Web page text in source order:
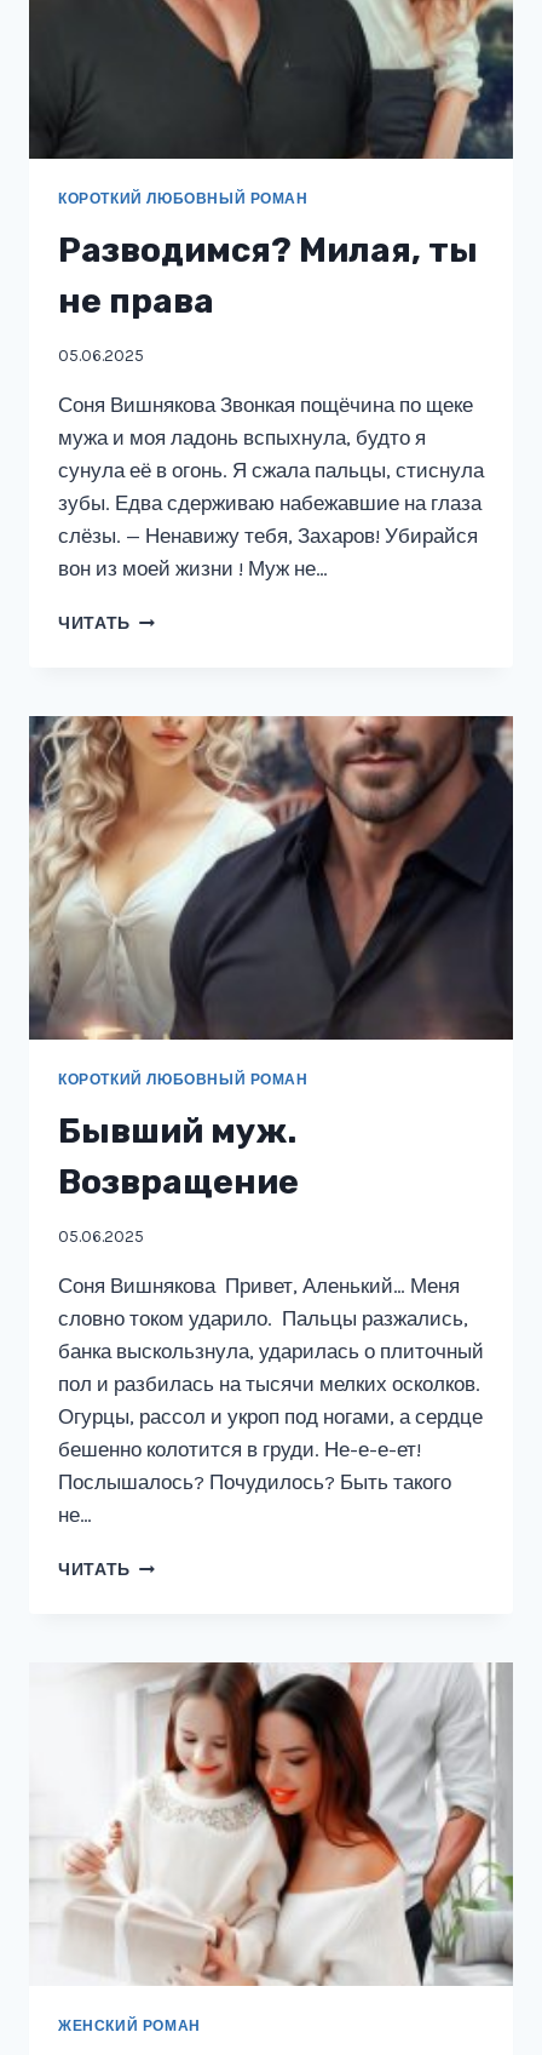
КОРОТКИЙ ЛЮБОВНЫЙ РОМАН
Разводимся? Милая, ты
не права
05.06.2025
Соня Вишнякова Звонкая пощёчина по щеке
мужа и моя ладонь вспыхнула, будто я
сунула её в огонь. Я сжала пальцы, стиснула
зубы. Едва сдерживаю набежавшие на глаза
слёзы. — Ненавижу тебя, Захаров! Убирайся
вон из моей жизни ! Муж не…
ЧИТАТЬ РАЗВОДИМСЯ?
ПРАВА
КОРОТКИЙ ЛЮБОВНЫЙ РОМАН
Бывший муж.
Возвращение
05.06.2025
Соня Вишнякова Привет, Аленький… Меня
словно током ударило. Пальцы разжались,
банка выскользнула, ударилась о плиточный
пол и разбилась на тысячи мелких осколков.
Огурцы, рассол и укроп под ногами, а сердце
бешенно колотится в груди. Не-е-е-ет!
Послышалось? Почудилось? Быть такого
не…
ЧИТАТЬ БЫВШИЙ
ЖЕНСКИЙ РОМАН